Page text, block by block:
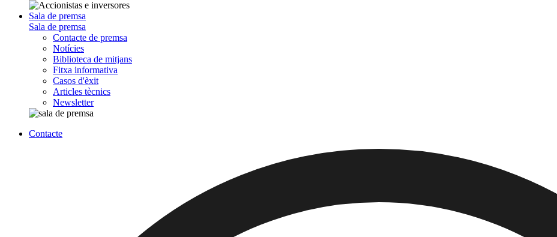
Sala de premsa
Sala de premsa
Contacte de premsa
Notícies
Biblioteca de mitjans
Fitxa informativa
Casos d'èxit
Articles tècnics
Newsletter
Contacte